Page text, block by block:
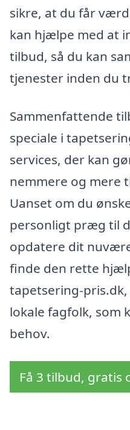
sikre, at du får
kan hjælpe med at
tilbud, så du kan
tjenester inden du
Sammenfattende
speciale i
services, der kan
nemmere og mere
Uanset om du
personligt præg til
opdatere dit
finde den rette
tapetsering-
lokale fagfolk, som
behov.
Få 3 tilbud, gratis